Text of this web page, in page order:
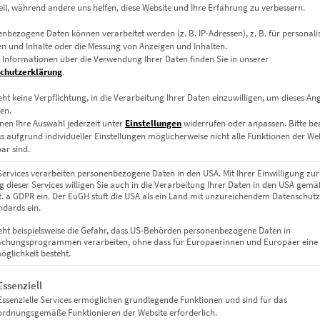
„Siegessäule Berlin“ zeigt die berühmte Berliner Goldelse in
von roten und gelben Lichtspuren umflossen – ein visuelles
über dem Verkehrsgeschehen. Die Langzeitbelichtung
Kreisverkehr aus Energie. Das Schwarzweiß der Stadt
Acrylglas
während andere uns helfen, diese Website und Ihre Erfahrung zu verbessern.
Daten können verarbeitet werden (z. B. IP-Adressen), z. B. für
und Inhalte oder die Messung von Anzeigen und Inhalten.
Informationen über die Verwendung Ihrer Daten finden Sie in unserer
.
keine Verpflichtung, in die Verarbeitung Ihrer Daten einzuwilligen, um dieses
Ihre Auswahl jederzeit unter Einstellungenwiderrufen oder anpassen. Bitte
aufgrund individueller Einstellungen möglicherweise nicht alle Funktionen der
sind.
verarbeiten personenbezogene Daten in den USA. Mit Ihrer Einwilligung zur
dieser Services willigen Sie auch in die Verarbeitung Ihrer Daten in den USA
a GDPR ein. Der EuGH stuft die USA als ein Land mit unzureichendem
ein.
beispielsweise die Gefahr, dass US-Behörden personenbezogene Daten in
verarbeiten, ohne dass für Europäerinnen und Europäer eine
besteht.
eine Liste der Service-Gruppen, für die eine Einwilligung
Services ermöglichen grundlegende Funktionen und sind für das
Funktionieren der Website erforderlich.